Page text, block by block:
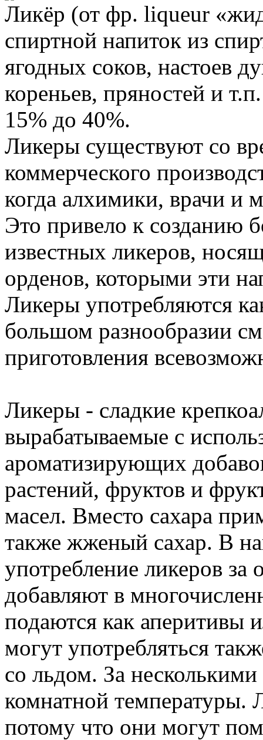
Ликёр (от фр. liqueur
спиртной напиток из
ягодных соков, настоев
кореньев, пряностей и
15% до 40%.
Ликеры существуют со
коммерческого
когда алхимики, врачи и
Это привело к созданию
известных ликеров,
орденов, которыми эти
Ликеры употребляются
большом разнообразии
приготовления
Ликеры - сладкие
вырабатываемые с
ароматизирующих
растений, фруктов и
масел. Вместо сахара
также жженый сахар. В
употребление ликеров
добавляют в
подаются как аперитивы
могут употребляться
со льдом. За
комнатной температуры.
потому что они могут